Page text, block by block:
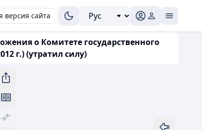
версия сайта
о Комитете государственного
г.) (утратил силу)